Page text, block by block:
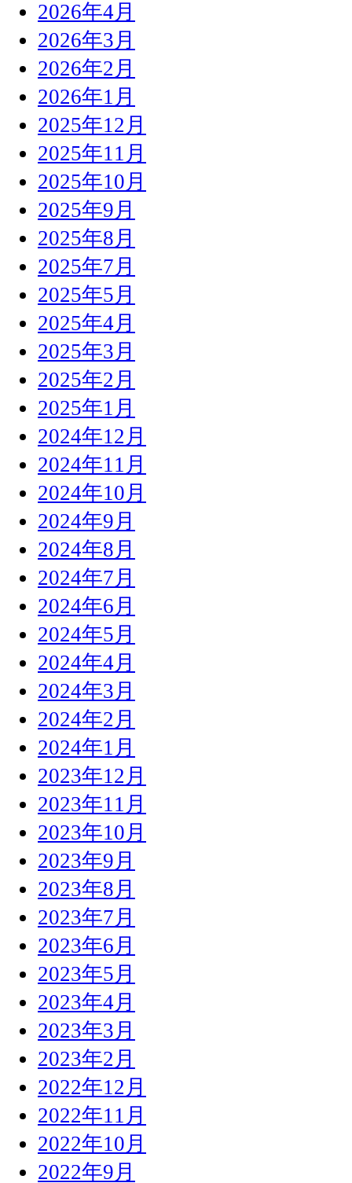
2026年4月
2026年3月
2026年2月
2026年1月
2025年12月
2025年11月
2025年10月
2025年9月
2025年8月
2025年7月
2025年5月
2025年4月
2025年3月
2025年2月
2025年1月
2024年12月
2024年11月
2024年10月
2024年9月
2024年8月
2024年7月
2024年6月
2024年5月
2024年4月
2024年3月
2024年2月
2024年1月
2023年12月
2023年11月
2023年10月
2023年9月
2023年8月
2023年7月
2023年6月
2023年5月
2023年4月
2023年3月
2023年2月
2022年12月
2022年11月
2022年10月
2022年9月